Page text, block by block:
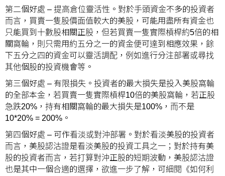
第二個好處 – 提高倉位靈活性。對於手頭資金不多的投資者
而言，買賣一隻股價面值較大的美股，可能用盡所有資金也
只能買到十數股相關正股，但若買賣一隻實際槓桿約5倍的相
關窩輪，則只需用約五分之一的資金便可達到相應效果，餘
下五分之四的資金可以靈活調配，例如進行分注部署或尋找
其他個股的投資機會等。
第三個好處 – 有限損失。投資者的最大損失是投入美股窩輪
的全部本金，若買賣一隻實際槓桿10倍的美股窩輪，若正股
急跌20%，持有相關窩輪的最大損失是100%，而不是
10*20% = 200%。
第四個好處 – 可作看淡或對沖部署。對於看淡美股的投資者
而言，美股認沽證是看淡美股的投資工具之一；對於持有美
股的投資者而言，若打算對沖正股的短期波動，美股認沽證
也是其中一個合適的選擇，欲進一步了解，可細閱《如何利